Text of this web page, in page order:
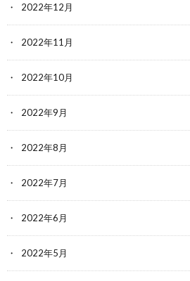
2022年12月
2022年11月
2022年10月
2022年9月
2022年8月
2022年7月
2022年6月
2022年5月